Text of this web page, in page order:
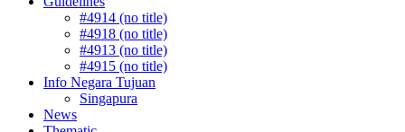
#4914 (no title)
#4918 (no title)
#4913 (no title)
#4915 (no title)
Info Negara Tujuan
Singapura
News